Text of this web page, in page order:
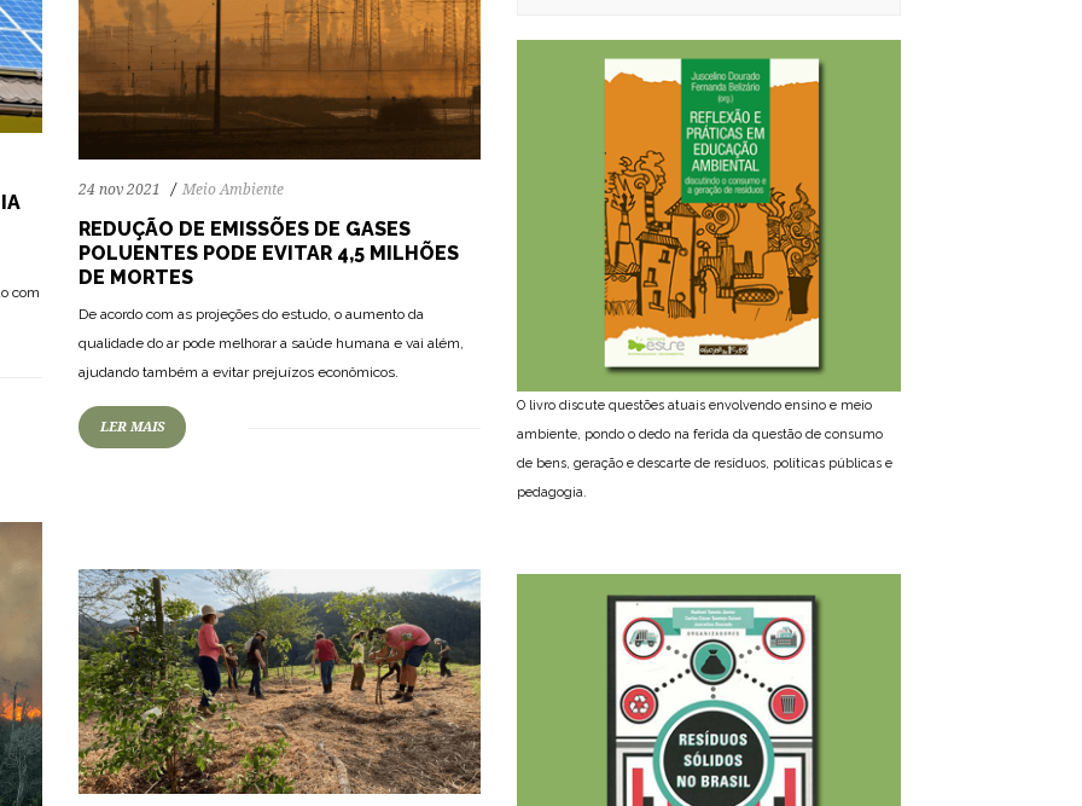
com
24 nov 2021 Meio Ambiente
REDUÇÃO DE EMISSÕES DE GASES
POLUENTES PODE EVITAR 4,5 MILHÕES
DE MORTES
De acordo com as projeções do estudo, o aumento da
qualidade do ar pode melhorar a saúde humana e vai além,
ajudando também a evitar prejuízos econômicos.
LER MAIS
O livro discute questões atuais envolvendo ensino e meio
ambiente, pondo o dedo na ferida da questão de consumo
de bens, geração e descarte de resíduos, políticas públicas e
pedagogia.